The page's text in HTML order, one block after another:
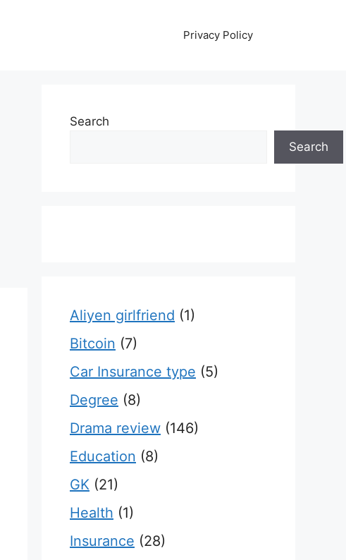
Privacy Policy
Search
Search
Aliyen girlfriend (1)
Bitcoin (7)
Car Insurance type (5)
Degree (8)
Drama review (146)
Education (8)
GK (21)
Health (1)
Insurance (28)